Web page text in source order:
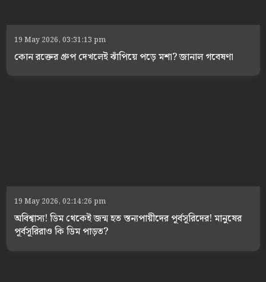
19 May 2026, 03:31:13 pm
কোন রক্তের গ্রুপ দেখলেই ঝাঁপিয়ে পড়ে মশা? জানাল গবেষণা
19 May 2026, 02:14:26 pm
অবিশ্বাস্য! ডিম থেকেই জন্ম হত স্তন্যপায়ীদের পূর্বসূরিদের! মানুষের
পূর্বসূরিরাও কি ডিম পাড়ত?